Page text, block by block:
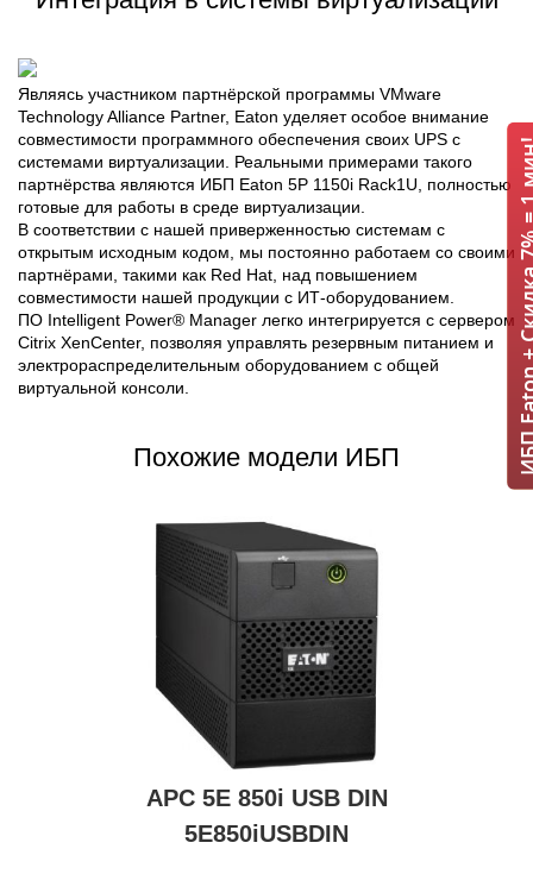
Являясь участником партнёрской программы VMware
Technology Alliance Partner, Eaton уделяет особое внимание
совместимости программного обеспечения своих UPS с
системами виртуализации. Реальными примерами такого
партнёрства являются ИБП Eaton 5P 1150i Rack1U, полностью
готовые для работы в среде виртуализации.
В соответствии с нашей приверженностью системам с
открытым исходным кодом, мы постоянно работаем со своими
партнёрами, такими как Red Hat, над повышением
совместимости нашей продукции с ИТ-оборудованием.
ПО Intelligent Power® Manager легко интегрируется с сервером
Citrix XenCenter, позволяя управлять резервным питанием и
электрораспределительным оборудованием с общей
виртуальной консоли.
Похожие модели ИБП
APC 5E 850i USB DIN
5E850iUSBDIN
ИБП Eaton